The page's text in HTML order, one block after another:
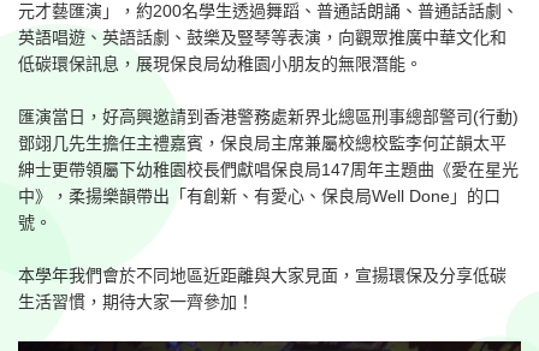
元才藝匯演」，約200名學生透過舞蹈、普通話朗誦、普通話話劇、
英語唱遊、英語話劇、鼓樂及豎琴等表演，向觀眾推廣中華文化和
低碳環保訊息，展現保良局幼稚園小朋友的無限潛能。
匯演當日，好高興邀請到香港警務處新界北總區刑事總部警司(行動)
鄧翊几先生擔任主禮嘉賓，保良局主席兼屬校總校監李何芷韻太平
紳士更帶領屬下幼稚園校長們獻唱保良局147周年主題曲《愛在星光
中》，柔揚樂韻帶出「有創新、有愛心、保良局Well Done」的口
號。
本學年我們會於不同地區近距離與大家見面，宣揚環保及分享低碳
生活習慣，期待大家一齊參加！